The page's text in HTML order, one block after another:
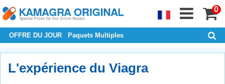
0
OFFRE DU JOUR Paquets Multiples
L'expérience du Viagra